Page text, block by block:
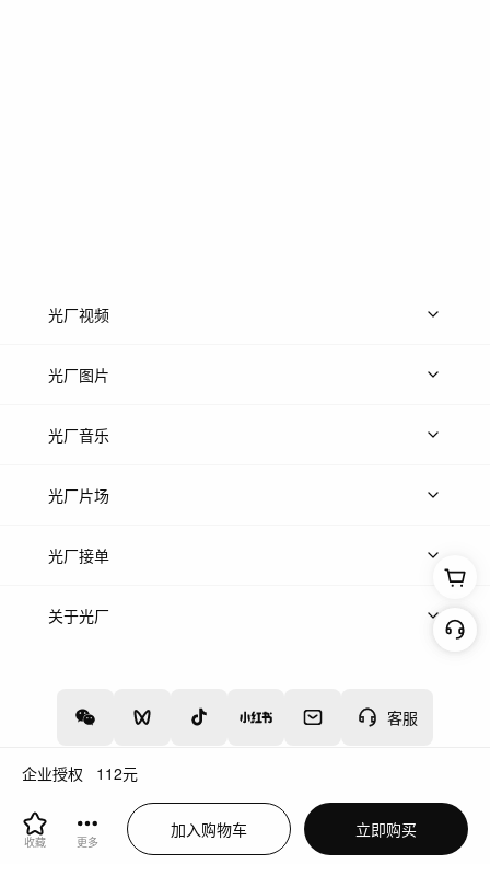
企业授权 112元
收藏 更多
加入购物车 立即购买
客服
光厂视频
上传视频
光厂图片
上传图片
光厂音乐
热门音乐
光厂片场
上传案例
光厂接单
上架服务
关于光厂
增值电信业务经营许可证：川B2-20160192 蜀ICP备12020238号-4
川公网安备51019002000262
违法和不良信息举报中心